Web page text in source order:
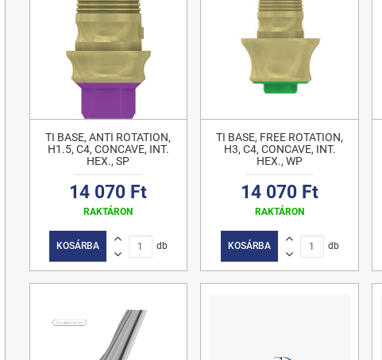
TI BASE, ANTI ROTATION,
H1.5, C4, CONCAVE, INT.
HEX., SP
14 070 Ft
RAKTÁRON
KOSÁRBA db
TI BASE, FREE ROTATION,
H3, C4, CONCAVE, INT.
HEX., WP
14 070 Ft
RAKTÁRON
KOSÁRBA db